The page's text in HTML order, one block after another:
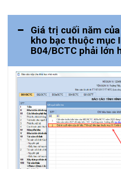
Giá trị cuối năm
kho bạc thuộc mục
B04/BCTC phải lớn